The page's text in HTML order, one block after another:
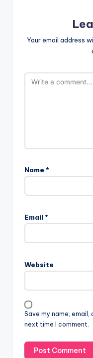
Your email address
Name *
Email *
Website
Save my name,
next time I comment.
l
t
a
i
v
e
: